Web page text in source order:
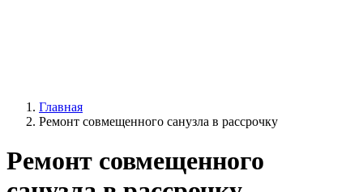
Главная
Ремонт совмещенного санузла в рассрочку
Ремонт совмещенного